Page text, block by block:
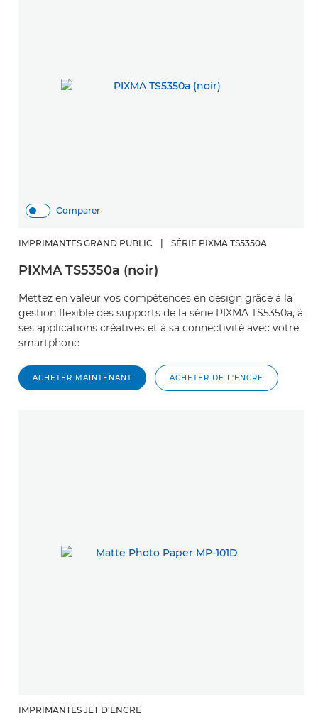
Comparer
IMPRIMANTES GRAND PUBLIC | SÉRIE PIXMA TS5350A
PIXMA TS5350a (noir)
Mettez en valeur vos compétences en design grâce à la
gestion flexible des supports de la série PIXMA TS5350a, à
ses applications créatives et à sa connectivité avec votre
smartphone
ACHETER MAINTENANT ACHETER DE L'ENCRE
IMPRIMANTES JET D'ENCRE